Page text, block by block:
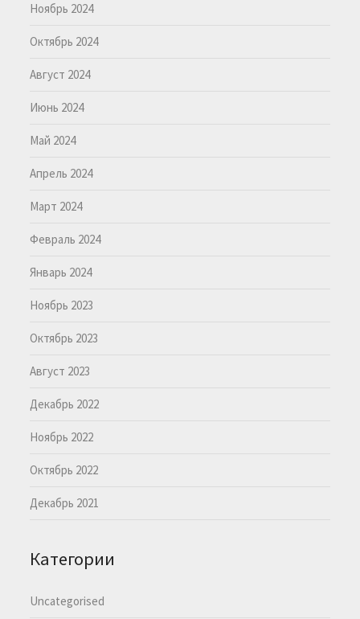
Ноябрь 2024
Октябрь 2024
Август 2024
Июнь 2024
Май 2024
Апрель 2024
Март 2024
Февраль 2024
Январь 2024
Ноябрь 2023
Октябрь 2023
Август 2023
Декабрь 2022
Ноябрь 2022
Октябрь 2022
Декабрь 2021
Категории
Uncategorised